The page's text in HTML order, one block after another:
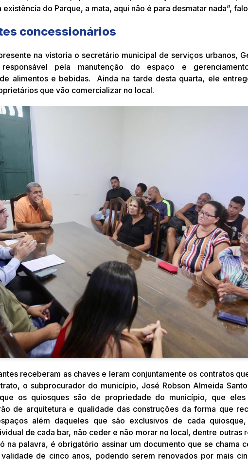
do Parque, a mata, aqui não é para desmatar nada”,
concessionários
na vistoria o secretário municipal de serviços urbanos,
pela manutenção do espaço e
alimentos e bebidas. Ainda na tarde desta quarta, ele
que vão comercializar no local.
receberam as chaves e leram conjuntamente os contratos
o subprocurador do município, José Robson Almeida
os quiosques são de propriedade do município, que
de arquitetura e qualidade das construções da forma que
além daqueles que são exclusivos de cada
de cada bar, não ceder e não morar no local, dentre outras
na palavra, é obrigatório assinar um documento que se chama
de cinco anos, podendo serem renovados por mais